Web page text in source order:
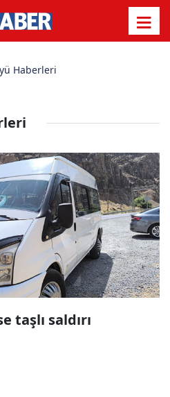
Haberleri
taşlı saldırı